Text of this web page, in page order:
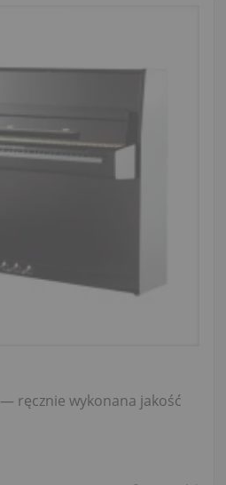
ręcznie wykonana jakość